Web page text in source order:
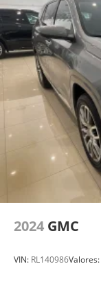
2024 GMC
VIN: RL140986Valores: